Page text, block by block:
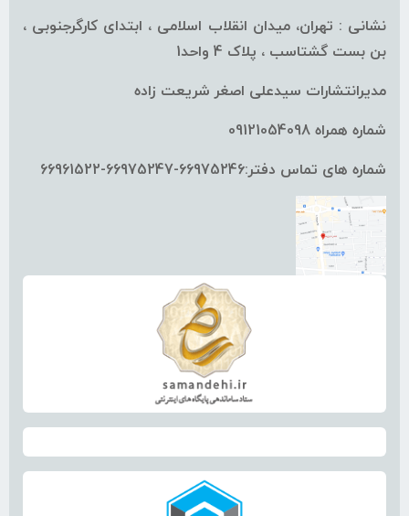
نشانی : تهران، میدان انقلاب اسلامی ، ابتدای کارگرجنوبی ،
بن بست گشتاسب ، پلاک 4 واحد1
مدیرانتشارات سیدعلی اصغر شریعت زاده
شماره همراه 09121054098
شماره های تماس دفتر:66975246-66975247-66961522